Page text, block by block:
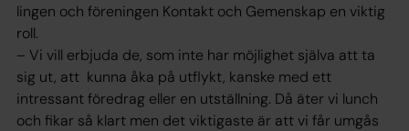
lingen och föreningen Kontakt och Gemenskap en viktig
roll.
– Vi vill erbjuda de, som inte har möjlighet själva att ta
sig ut, att kunna åka på utflykt, kanske med ett
intressant föredrag eller en utställning. Då äter vi lunch
och fikar så klart men det viktigaste är att vi får umgås